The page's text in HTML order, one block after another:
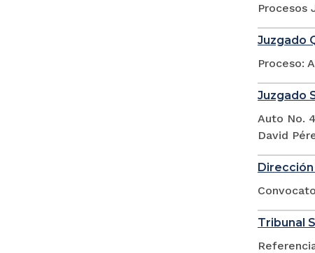
Procesos
Juzgado
Proceso:
Juzgado
Auto No.
David
Tribunal